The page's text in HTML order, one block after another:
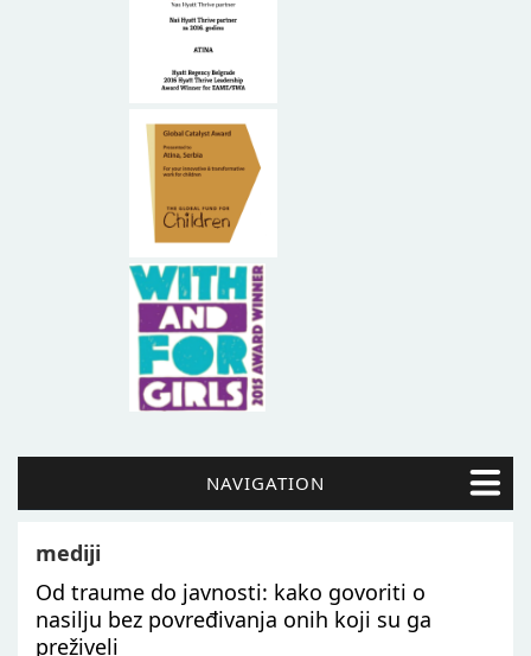
NAVIGATION
mediji
Od traume do javnosti: kako govoriti o
nasilju bez povređivanja onih koji su ga
preživeli